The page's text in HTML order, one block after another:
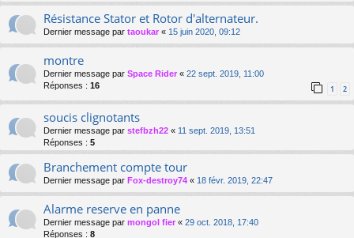
Résistance Stator et Rotor d'alternateur.
Dernier message par taoukar « 15 juin 2020, 09:12
montre
Dernier message par Space Rider « 22 sept. 2019, 11:00
Réponses : 16 1 2
soucis clignotants
Dernier message par stefbzh22 « 11 sept. 2019, 13:51
Réponses : 5
Branchement compte tour
Dernier message par Fox-destroy74 « 18 févr. 2019, 22:47
Alarme reserve en panne
Dernier message par mongol fier « 29 oct. 2018, 17:40
Réponses : 8